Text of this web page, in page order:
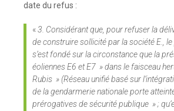
date du refus :
«3. Considérant que, pour refuser la
de construire sollicité par la société E., le
s’est fondé sur la circonstance que la
éoliennes E6 et E7 » dans le faisceau
Rubis » (Réseau unifié basé sur
de la gendarmerie nationale porte
prérogatives de sécurité publique » ;